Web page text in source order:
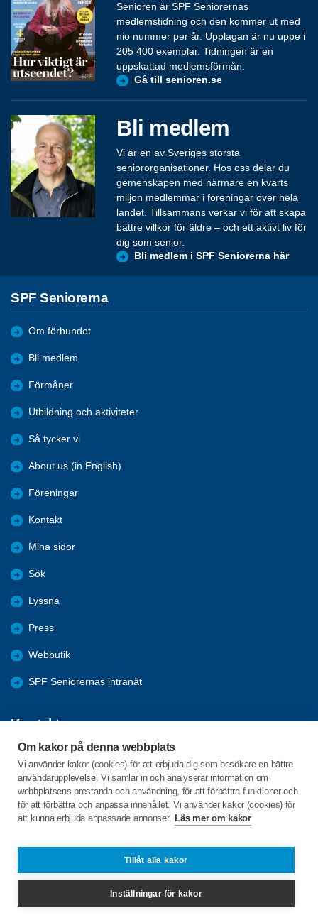
Om kakor på denna webbplats
Vi använder kakor (cookies) för att erbjuda dig som besökare en bättre
användarupplevelse. Vi samlar in och analyserar information om
webbplatsens prestanda och användning, för att förbättra funktioner och
för att förbättra och anpassa innehållet. Vi använder kakor (cookies) för
att kunna erbjuda anpassade annonser. Läs mer om kakor
Tillåt alla kakor
Inställningar för kakor
Senioren är SPF Seniorernas
medlemstidning och den kommer ut med
nio nummer per år. Upplagan är nu uppe i
205 400 exemplar. Tidningen är en
uppskattad medlemsförmån.
Gå till senioren.se
Bli medlem
Vi är en av Sveriges största
seniororganisationer. Hos oss delar du
gemenskapen med närmare en kvarts
miljon medlemmar i föreningar över hela
landet. Tillsammans verkar vi för att skapa
bättre villkor för äldre – och ett aktivt liv för
dig som senior.
Bli medlem i SPF Seniorerna här
SPF Seniorerna
Om förbundet
Bli medlem
Förmåner
Utbildning och aktiviteter
Så tycker vi
About us (in English)
Föreningar
Kontakt
Mina sidor
Sök
Lyssna
Press
Webbutik
SPF Seniorernas intranät
Kontakta oss
Förbundets växel har öppet måndag - fredag, 09:00 - 15:00 med
stängt för lunch 12:00-13:00.